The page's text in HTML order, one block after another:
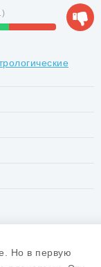
)
Но в первую